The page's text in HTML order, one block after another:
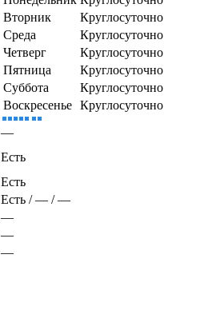
Вторник
Круглосуточно
Среда
Круглосуточно
Четверг
Круглосуточно
Пятница
Круглосуточно
Суббота
Круглосуточно
Воскресенье Круглосуточно
—
Есть
Есть
Есть / — / —
—
—
—